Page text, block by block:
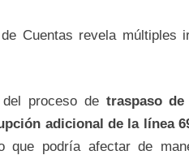
Cuentas revela múltiples
proceso de traspaso
adicional de la línea
que podría afectar de